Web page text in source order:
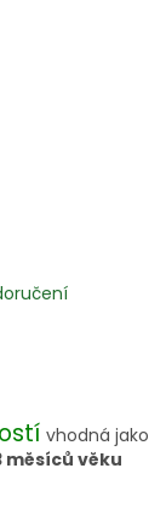
vhodná jako
měsíců věku